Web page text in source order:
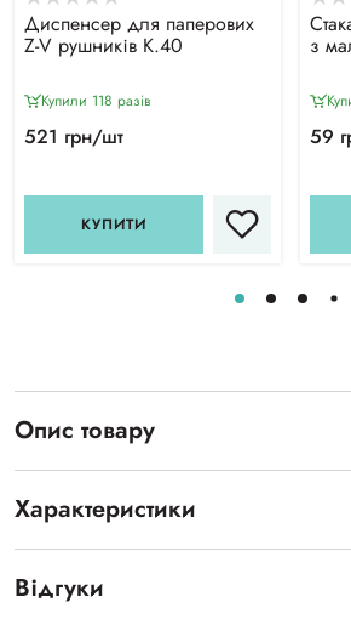
Диспенсер для паперових
Z-V рушників К.40
Купили 118 разiв
521 грн/шт
КУПИТИ
з
59
Опис товару
Характеристики
Відгуки